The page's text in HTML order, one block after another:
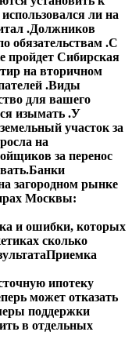
ли на
.Должников
обязательствам .С
пройдет Сибирская
на вторичном
.Виды
для вашего
изымать .У
участок за
на
за перенос
Банки
загородном рынке
Москвы:
и ошибки, которых
сколько
Приемка
ипотеку
может отказать
поддержки
в отдельных